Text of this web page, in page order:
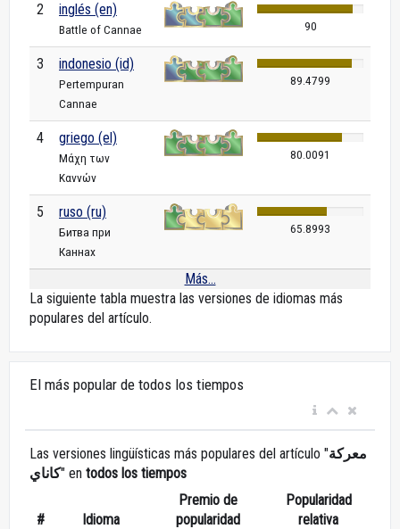
2 inglés (en)
Battle of Cannae 90
3 indonesio (id)
Pertempuran
Cannae
89.4799
4 griego (el)
Μάχη των
Καννών
80.0091
5 ruso (ru)
Битва при
Каннах
65.8993
Más...
La siguiente tabla muestra las versiones de idiomas más
populares del artículo.
El más popular de todos los tiempos
Las versiones lingüísticas más populares del artículo "معركة
كاناي" en todos los tiempos
# Idioma
Premio de
popularidad
Popularidad
relativa